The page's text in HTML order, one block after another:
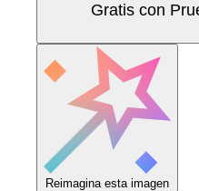
Gratis con
Reimagina esta imagen